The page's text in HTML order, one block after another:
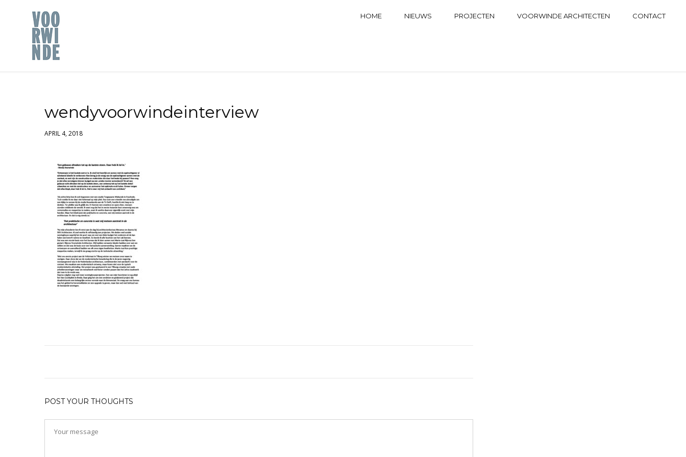
HOME NIEUWS PROJECTEN VOORWINDE ARCHITECTEN CONTACT
wendyvoorwindeinterview
APRIL 4, 2018
POST YOUR THOUGHTS